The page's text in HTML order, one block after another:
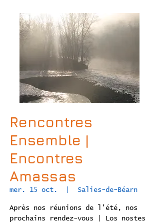
Rencontres
Ensemble |
Encontres
Amassas
mer. 15 oct. Salies-de-Béarn
Après nos réunions de l'été, nos
prochains rendez-vous | Los nostes